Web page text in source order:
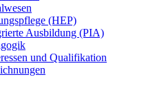
(HEP)
Ausbildung (PIA)
und Qualifikation